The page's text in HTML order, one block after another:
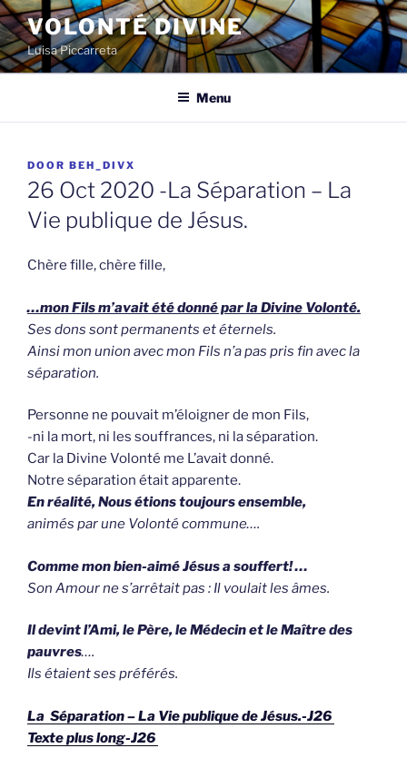
Spring
naar
de
inhoud
VOLONTÉ DIVINE
Luisa Piccarreta
Menu
GEPLAATST
OP
DOOR BEH_DIVX
26 Oct 2020 -La Séparation – La
Vie publique de Jésus.
Chère fille, chère fille,
…mon Fils m’avait été donné par la Divine Volonté.
Ses dons sont permanents et éternels.
Ainsi mon union avec mon Fils n’a pas pris fin avec la
séparation.
Personne ne pouvait m’éloigner de mon Fils,
-ni la mort, ni les souffrances, ni la séparation.
Car la Divine Volonté me L’avait donné.
Notre séparation était apparente.
En réalité, Nous étions toujours ensemble,
animés par une Volonté commune….
Comme mon bien-aimé Jésus a souffert! …
Son Amour ne s’arrêtait pas : Il voulait les âmes.
Il devint l’Ami, le Père, le Médecin et le Maître des
pauvres….
Ils étaient ses préférés.
La Séparation – La Vie publique de Jésus.-J26
Texte plus long-J26